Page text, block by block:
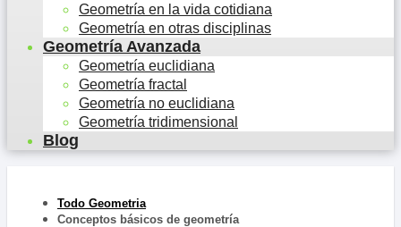
Geometría en la vida cotidiana
Geometría en otras disciplinas
Geometría Avanzada
Geometría euclidiana
Geometría fractal
Geometría no euclidiana
Geometría tridimensional
Blog
Todo Geometria
Conceptos básicos de geometría